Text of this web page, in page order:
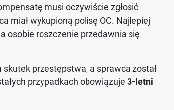
musi oczywiście zgłosić
miał wykupioną polisę OC. Najlepiej
osobie roszczenie przedawnia się
przestępstwa, a sprawca został
przypadkach obowiązuje 3-letni